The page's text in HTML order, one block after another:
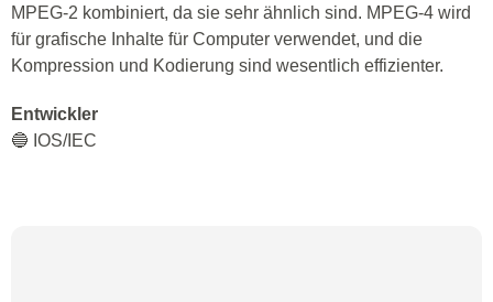
MPEG-2 kombiniert, da sie sehr ähnlich sind. MPEG-4 wird
für grafische Inhalte für Computer verwendet, und die
Kompression und Kodierung sind wesentlich effizienter.
Entwickler
🔵 IOS/IEC